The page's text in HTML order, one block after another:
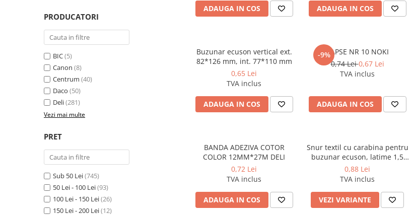
Caiete pentru birou
Produse si rechizite scolare
Caiete si produse din hartie
Caiete si blocuri pentru desen
Caiete incepatori Tip I, II, III
Hartie creponata
Hartie glacee
Vocabulare
Ierbare scolare
Etichete scolare
PRODUCATORI
BIC(5)
Canon (8)
Centrum (40)
Daco (50)
Deli(281)
Vezi mai multe
PRET
Sub 50 Lei(745)
50 Lei - 100 Lei(93)
100 Lei - 150 Lei(26)
150 Lei - 200 Lei(12)
ADAUGA IN COS ADAUGA IN COS
Buzunar ecuson vertical ext.
82*126 mm, int. 77*110 mm
0,65 Lei
TVA inclus
ADAUGA IN COS
-9%CAPSE NR 10 NOKI
0,74 Lei0,67 Lei
TVA inclus
ADAUGA IN COS
BANDA ADEZIVA COTOR
COLOR 12MM*27M DELI
0,72 Lei
TVA inclus
ADAUGA IN COS
Snur textil cu carabina pentru
buzunar ecuson, latime 1,5
cm, lungime 85 cm
0,88 Lei
TVA inclus
VEZI VARIANTE